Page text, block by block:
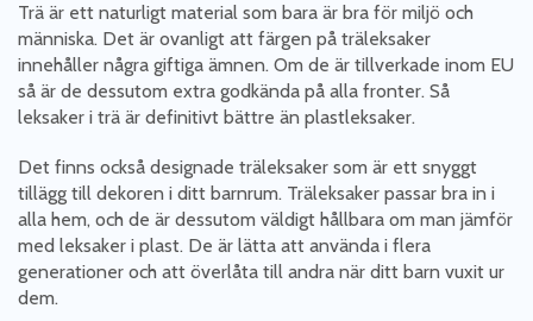
Trä är ett naturligt material som bara är bra för miljö och
människa. Det är ovanligt att färgen på träleksaker
innehåller några giftiga ämnen. Om de är tillverkade inom EU
så är de dessutom extra godkända på alla fronter. Så
leksaker i trä är definitivt bättre än plastleksaker.
Det finns också designade träleksaker som är ett snyggt
tillägg till dekoren i ditt barnrum. Träleksaker passar bra in i
alla hem, och de är dessutom väldigt hållbara om man jämför
med leksaker i plast. De är lätta att använda i flera
generationer och att överlåta till andra när ditt barn vuxit ur
dem.